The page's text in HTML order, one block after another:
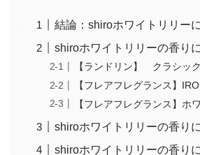
結論：shiroホワイトリリー
shiroホワイトリリーの香り
【ランドリン】 クラシッ
【フレアフレグランス】
【フレアフレグランス】ホ
shiroホワイトリリーの香り
shiroホワイトリリーの香り